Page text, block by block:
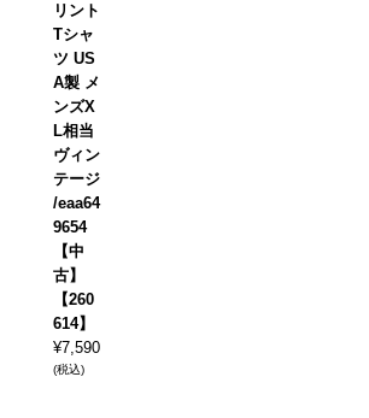
リント
Tシャ
ツ US
A製 メ
ンズX
L相当
ヴィン
テージ
/eaa64
9654
【中
古】
【260
614】
¥7,590
(税込)